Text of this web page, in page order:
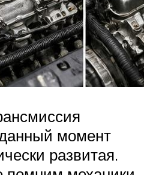
момент
развитая.